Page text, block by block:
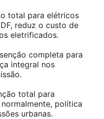
total para elétricos
reduz o custo de
eletrificados.
completa para
integral nos
total para
política
urbanas.